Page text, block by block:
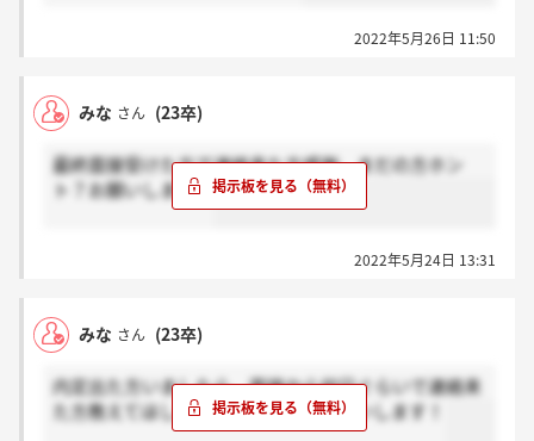
2022年5月26日 11:50
みな さん (23卒)
最終面接受けた方で連絡来た方感謝、まだの方ホン
ト？お願いします！
2022年5月24日 13:31
みな さん (23卒)
内定出た方いましたら、面接から何日ぐらいで連絡来
た方教えてほしいです！よろしくお願いします！